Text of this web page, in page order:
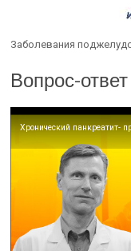
Заболевания
Вопрос-ответ
Хронический панкреатит-